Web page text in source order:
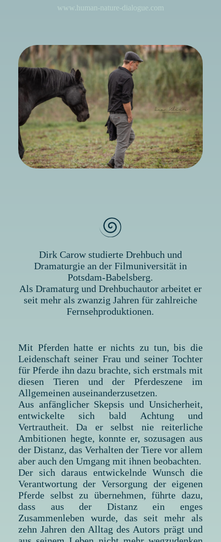
www.human-nature-dialogue.com
Dirk Carow studierte Drehbuch und
Dramaturgie an der Filmuniversität in
Potsdam-Babelsberg.
Als Dramaturg und Drehbuchautor arbeitet er
seit mehr als zwanzig Jahren für zahlreiche
Fernsehproduktionen.
Mit Pferden hatte er nichts zu tun, bis die
Leidenschaft seiner Frau und seiner Tochter
für Pferde ihn dazu brachte, sich erstmals mit
diesen Tieren und der Pferdeszene im
Allgemeinen auseinanderzusetzen.
Aus anfänglicher Skepsis und Unsicherheit,
entwickelte sich bald Achtung und
Vertrautheit. Da er selbst nie reiterliche
Ambitionen hegte, konnte er, sozusagen aus
der Distanz, das Verhalten der Tiere vor allem
aber auch den Umgang mit ihnen beobachten.
Der sich daraus entwickelnde Wunsch die
Verantwortung der Versorgung der eigenen
Pferde selbst zu übernehmen, führte dazu,
dass aus der Distanz ein enges
Zusammenleben wurde, das seit mehr als
zehn Jahren den Alltag des Autors prägt und